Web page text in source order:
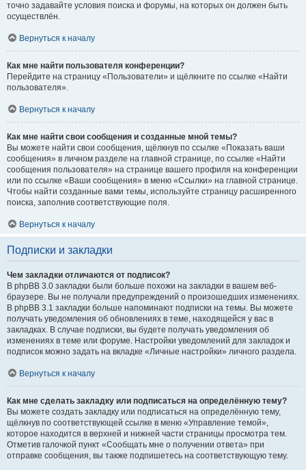
точно задавайте условия поиска и форумы, на которых он должен быть
осуществлён.
Вернуться к началу
Как мне найти пользователя конференции?
Перейдите на страницу «Пользователи» и щёлкните по ссылке «Найти
пользователя».
Вернуться к началу
Как мне найти свои сообщения и созданные мной темы?
Вы можете найти свои сообщения, щёлкнув по ссылке «Показать ваши
сообщения» в личном разделе на главной странице, по ссылке «Найти
сообщения пользователя» на странице вашего профиля на конференции
или по ссылке «Ваши сообщения» в меню «Ссылки» на главной странице.
Чтобы найти созданные вами темы, используйте страницу расширенного
поиска, заполнив соответствующие поля.
Вернуться к началу
Подписки и закладки
Чем закладки отличаются от подписок?
В phpBB 3.0 закладки были больше похожи на закладки в вашем веб-
браузере. Вы не получали предупреждений о произошедших изменениях.
В phpBB 3.1 закладки больше напоминают подписки на темы. Вы можете
получать уведомления об обновлениях в теме, находящейся у вас в
закладках. В случае подписки, вы будете получать уведомления об
изменениях в теме или форуме. Настройки уведомлений для закладок и
подписок можно задать на вкладке «Личные настройки» личного раздела.
Вернуться к началу
Как мне сделать закладку или подписаться на определённую тему?
Вы можете создать закладку или подписаться на определённую тему,
щёлкнув по соответствующей ссылке в меню «Управление темой»,
которое находится в верхней и нижней части страницы просмотра тем.
Отметив галочкой пункт «Сообщать мне о получении ответа» при
отправке сообщения, вы также подпишетесь на соответствующую тему.